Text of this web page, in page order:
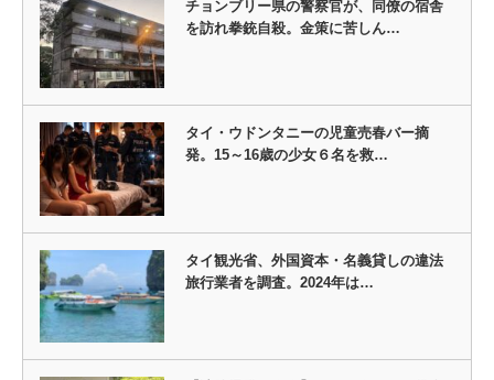
チョンブリー県の警察官が、同僚の宿舎
を訪れ拳銃自殺。金策に苦しん…
タイ・ウドンタニーの児童売春バー摘
発。15～16歳の少女６名を救…
タイ観光省、外国資本・名義貸しの違法
旅行業者を調査。2024年は…